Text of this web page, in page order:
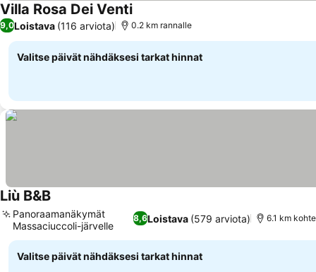
Villa Rosa Dei VentiKatso hinnat
9,0Loistava (116 arviota) 0.2 km rannalle
Valitse päivät nähdäksesi tarkat hinnat
Liù B&BKatso hinnat
8,6Loistava (579 arviota)
Panoraamanäkymät
Massaciuccoli-järvelle
6.1 km
Valitse päivät nähdäksesi tarkat hinnat